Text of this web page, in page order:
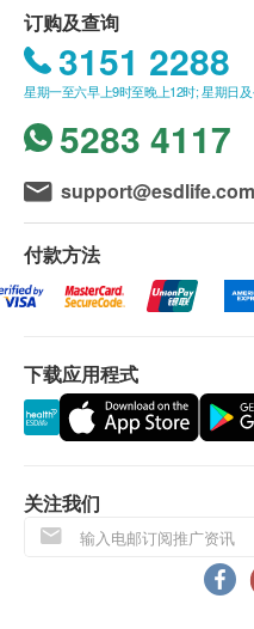
費送貨服務。
我們將於確定訂單後
不排除運送時間會因
訊號懸掛或黑色暴雨
會延遲。
認。倘若健康網購
單上的貨品，健康
受該訂單，並且會於
客再作安排。
當顧客收取已訂購之
有損毀情況，一經確
退換產品必須包裝完
如有其他損壞或遺漏
正本，並於送貨後3
國康活生物科技有限
電郵:
订购及查询
3151 2288
星期一至六早上9时至晚上12时; 星期日
5283 4117
support@esdlife.com
付款方法
下载应用程式
关注我们